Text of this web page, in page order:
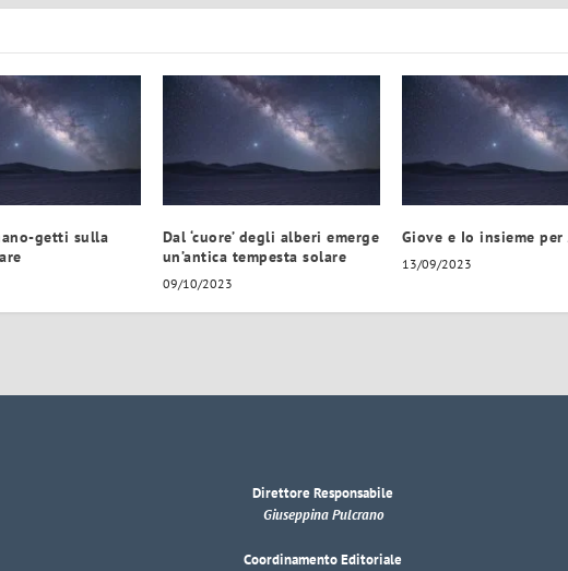
getti sulla
Dal ‘cuore’ degli alberi emerge
un’antica tempesta solare
09/10/2023
Giove e Io insieme per
13/09/2023
Direttore Responsabile
Giuseppina Pulcrano
Coordinamento Editoriale